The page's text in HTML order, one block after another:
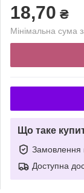
18,70 ₴
Мінімальна сума
Що таке
Замовлення
Доступна